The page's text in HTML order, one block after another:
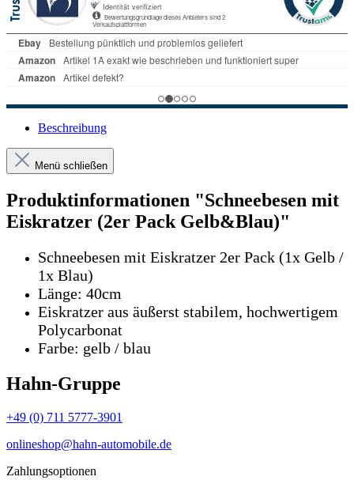
Beschreibung
Menü schließen
Produktinformationen "Schneebesen mit
Eiskratzer (2er Pack Gelb&Blau)"
Schneebesen mit Eiskratzer 2er Pack (1x Gelb /
1x Blau)
Länge: 40cm
Eiskratzer aus äußerst stabilem, hochwertigem
Polycarbonat
Farbe: gelb / blau
Hahn-Gruppe
+49 (0) 711 5777-3901
onlineshop@hahn-automobile.de
Zahlungsoptionen